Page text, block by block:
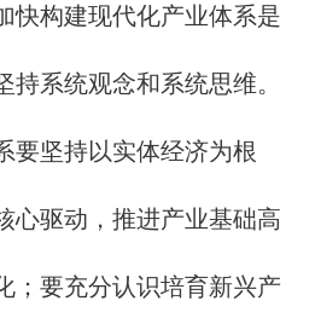
快构建现代化产业体系是
持系统观念和系统思维。
要坚持以实体经济为根
心驱动，推进产业基础高
；要充分认识培育新兴产